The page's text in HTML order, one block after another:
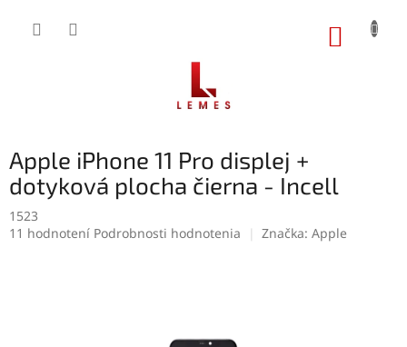
Apple iPhone 11 Pro displej +
dotyková plocha čierna - Incell
1523
Priemerné
11 hodnotení Podrobnosti hodnotenia Značka: Apple